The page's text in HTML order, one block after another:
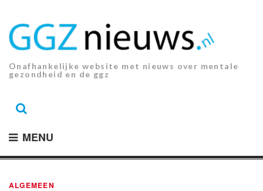
inhoud.
Onafhankelijke website met nieuws over mentale
gezondheid en de ggz
MENU
ALGEMEEN